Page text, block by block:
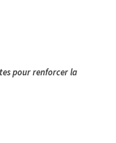
pour renforcer la